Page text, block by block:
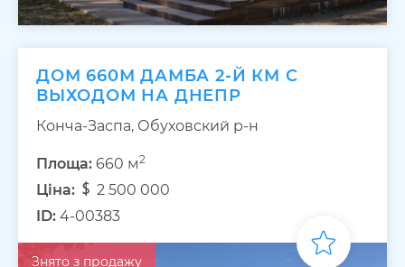
ДОМ 660М ДАМБА 2-Й КМ С
ВЫХОДОМ НА ДНЕПР
Конча-Заспа, Обуховский р-н
Площа: 660 м2
Ціна:
2 500 000
ID: 4-00383
Знято з продажу